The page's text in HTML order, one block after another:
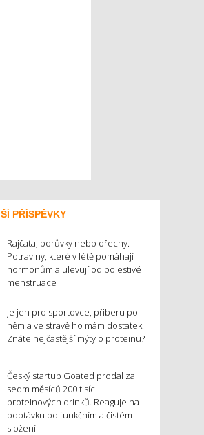
PŘÍSPĚVKY
Rajčata, borůvky nebo ořechy.
Potraviny, které v létě pomáhají
hormonům a ulevují od bolestivé
menstruace
Je jen pro sportovce, přiberu po
něm a ve stravě ho mám dostatek.
Znáte nejčastější mýty o proteinu?
Český startup Goated prodal za
sedm měsíců 200 tisíc
proteinových drinků. Reaguje na
poptávku po funkčním a čistém
složení